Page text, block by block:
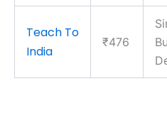
Teach To
India
₹476